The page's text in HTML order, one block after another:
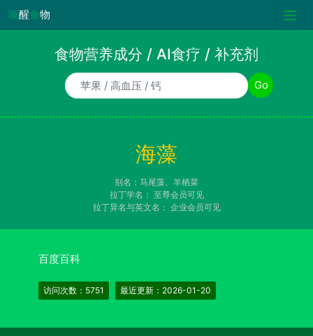
唤醒食物
食物营养成分 / AI食疗 / 补充剂
食物/AI食疗诉求/补充剂名称 Go
海藻
别名：马尾藻、羊栖菜
拉丁学名： 至尊会员可见
拉丁异名与英文名： 企业会员可见
百度百科
访问次数：5751 最近更新：2026-01-20